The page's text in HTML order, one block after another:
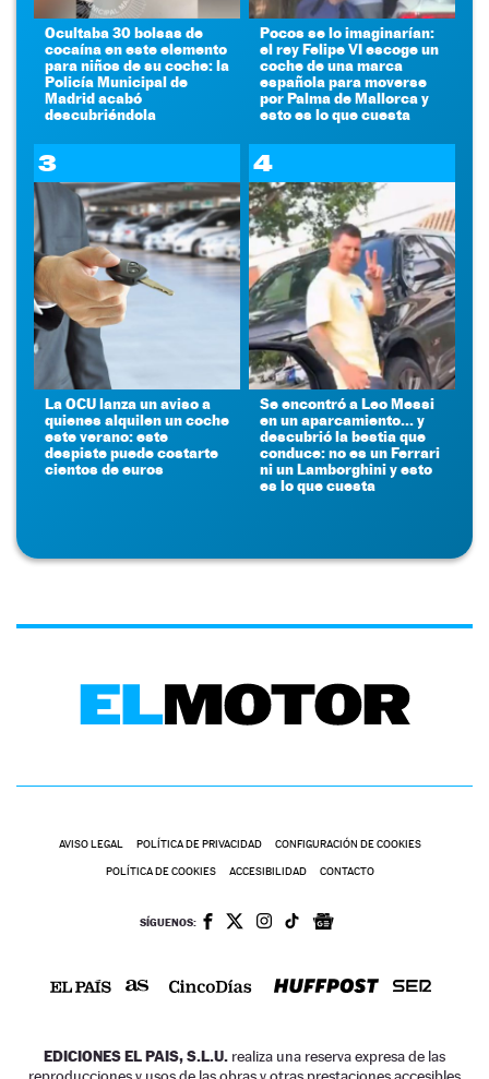
Ocultaba 30 bolsas de
cocaína en este elemento
para niños de su coche: la
Policía Municipal de
Madrid acabó
descubriéndola
Pocos se lo imaginarían:
el rey Felipe VI escoge un
coche de una marca
española para moverse
por Palma de Mallorca y
esto es lo que cuesta
3
La OCU lanza un aviso a
quienes alquilen un coche
este verano: este
despiste puede costarte
cientos de euros
4
Se encontró a Leo Messi
en un aparcamiento... y
descubrió la bestia que
conduce: no es un Ferrari
ni un Lamborghini y esto
es lo que cuesta
AVISO LEGAL POLÍTICA DE PRIVACIDAD CONFIGURACIÓN DE COOKIES
POLÍTICA DE COOKIES ACCESIBILIDAD CONTACTO
SÍGUENOS:
EDICIONES EL PAIS, S.L.U. realiza una reserva expresa de las